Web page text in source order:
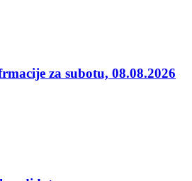
za subotu, 08.08.2026